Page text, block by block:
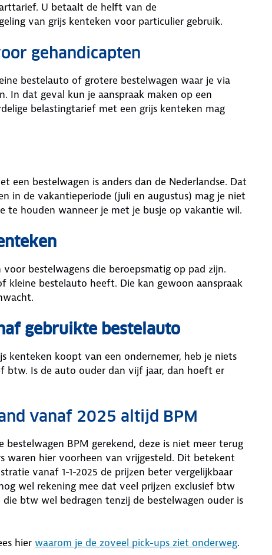
U betaalt de helft van de
van grijs kenteken voor particulier gebruik.
gehandicapten
bestelauto of grotere bestelwagen waar je via
In dat geval kun je aanspraak maken op een
belastingtarief met een grijs kenteken mag
een bestelwagen is anders dan de Nederlandse. Dat
in de vakantieperiode (juli en augustus) mag je niet
te houden wanneer je met je busje op vakantie wil.
bestelwagens die beroepsmatig op pad zijn.
bestelauto heeft. Die kan gewoon aanspraak
gebruikte bestelauto
kenteken koopt van een ondernemer, heb je niets
btw. Is de auto ouder dan vijf jaar, dan hoeft er
vanaf 2025 altijd BPM
BPM gerekend, deze is niet meer terug
waren hier voorheen van vrijgesteld. Dit betekent
vanaf 1-1-2025 de prijzen beter vergelijkbaar
wel rekening mee dat veel prijzen exclusief btw
btw wel bedragen tenzij de bestelwagen ouder is
hier waarom je de zoveel pick-ups ziet onderweg.